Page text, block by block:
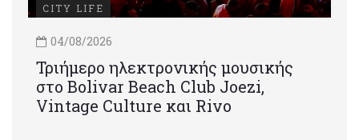
CITY LIFE
04/08/2026
Τριήμερο ηλεκτρονικής μουσικής
στο Bolivar Beach Club Joezi,
Vintage Culture και Rivo